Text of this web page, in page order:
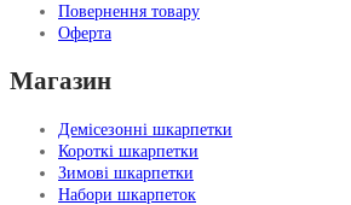
Повернення товару
Оферта
Магазин
Демісезонні шкарпетки
Короткі шкарпетки
Зимові шкарпетки
Набори шкарпеток